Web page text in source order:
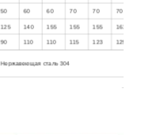
50 60 60 70 70 70
125 140 155 155 155 161
90 110 110 115 123 125
Нержавеющая сталь 304